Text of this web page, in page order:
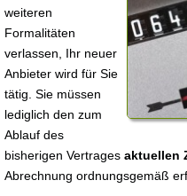
weiteren
Formalitäten
verlassen, Ihr neuer
Anbieter wird für Sie
tätig. Sie müssen
lediglich den zum
Ablauf des
bisherigen Vertrages aktuellen
Abrechnung ordnungsgemäß